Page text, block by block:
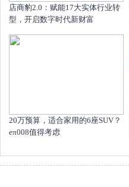
店商豹2.0：赋能17大实体行业转
型，开启数字时代新财富
20万预算，适合家用的6座SUV？
eπ008值得考虑